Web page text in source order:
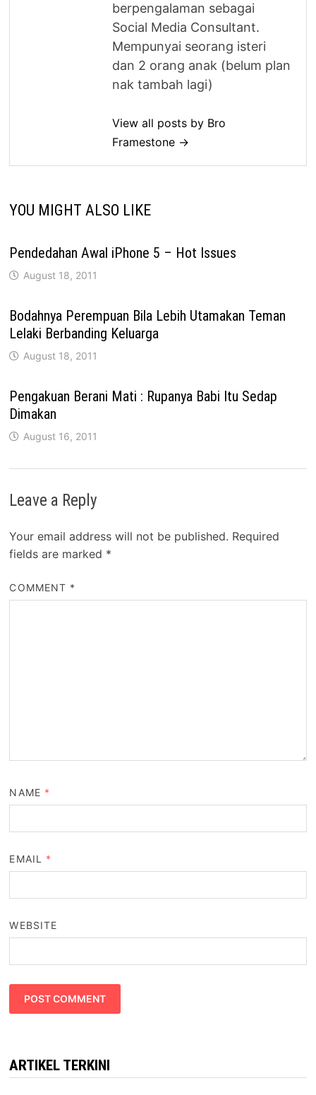
berpengalaman sebagai
Social Media Consultant.
Mempunyai seorang isteri
dan 2 orang anak (belum plan
nak tambah lagi)
View all posts by Bro
Framestone →
YOU MIGHT ALSO LIKE
Pendedahan Awal iPhone 5 – Hot Issues
August 18, 2011
Bodahnya Perempuan Bila Lebih Utamakan Teman
Lelaki Berbanding Keluarga
August 18, 2011
Pengakuan Berani Mati : Rupanya Babi Itu Sedap
Dimakan
August 16, 2011
Leave a Reply
Your email address will not be published. Required
fields are marked *
COMMENT *
NAME *
EMAIL *
WEBSITE
ARTIKEL TERKINI